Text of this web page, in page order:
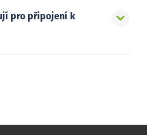
pro připojení k